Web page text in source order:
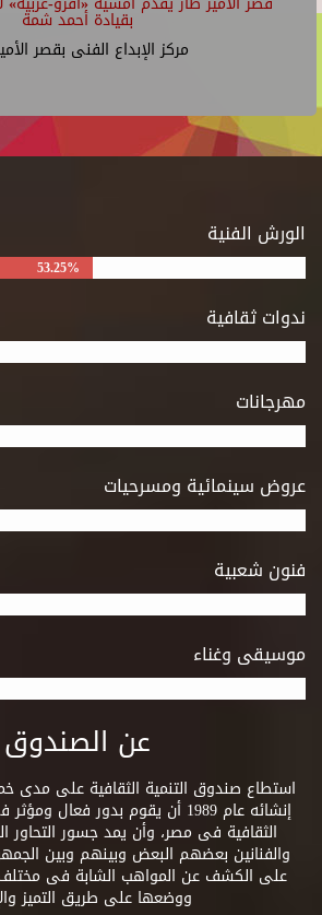
بقيادة أحمد شمة
مركز الإبداع الفنى بقصر
الورش الفنية
53.25%
ندوات ثقافية
مهرجانات
عروض سينمائية ومسرحيات
فنون شعبية
موسيقى وغناء
عن الصندوق
استطاع صندوق التنمية الثقافية على مدى
إنشائه عام 1989 أن يقوم بدور
الثقافية فى مصر، وأن يمد جسور التحاور
والفنانين بعضهم البعض وبينهم وبين
على الكشف عن المواهب الشابة فى
ووضعها على طريق التميز